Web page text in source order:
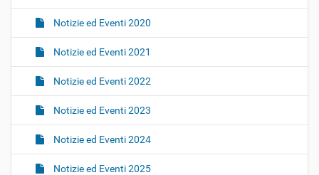
Notizie ed Eventi 2020
Notizie ed Eventi 2021
Notizie ed Eventi 2022
Notizie ed Eventi 2023
Notizie ed Eventi 2024
Notizie ed Eventi 2025